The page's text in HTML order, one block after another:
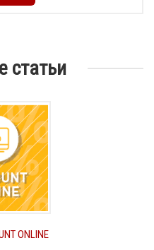
статьи
ONLINE